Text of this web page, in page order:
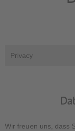
Privacy
Wir freuen uns, dass